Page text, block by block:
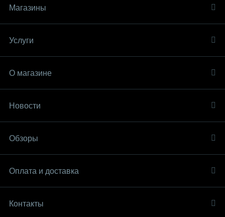
Магазины
Услуги
О магазине
Новости
Обзоры
Оплата и доставка
Контакты